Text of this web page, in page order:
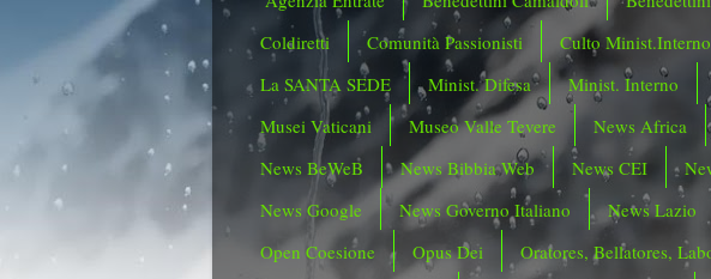
Coldiretti
Comunità Passionisti Culto Minist.Interno
La SANTA SEDE
Minist. Difesa Minist. Interno
Musei Vaticani
Museo Valle Tevere News Africa
News BeWeB
News Bibbia Web News CEI
News Google
News Governo Italiano News Lazio
Open Coesione
Opus Dei Oratores, Bellatores,